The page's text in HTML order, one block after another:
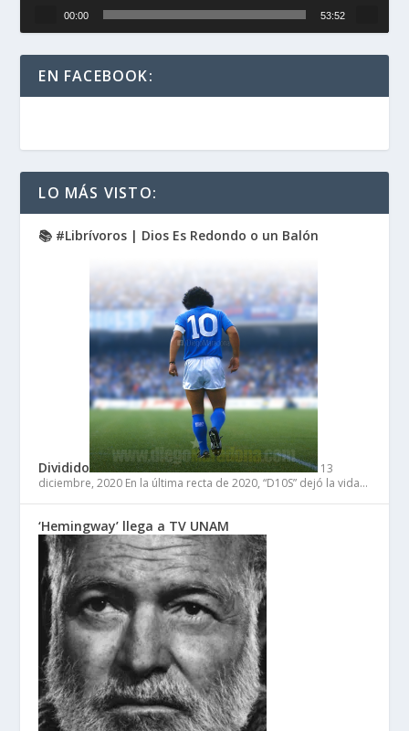
00:00 53:52
EN FACEBOOK:
LO MÁS VISTO:
📚 #Librívoros | Dios Es Redondo o un Balón
Dividido
13
diciembre, 2020 En la última recta de 2020, “D10S” dejó la vida…
‘Hemingway’ llega a TV UNAM